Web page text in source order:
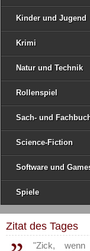
Kinder und Jugend
Krimi
Natur und Technik
Rollenspiel
Sach- und
Science-Fiction
Software und
Spiele
Zitat des Tages
"Zick,